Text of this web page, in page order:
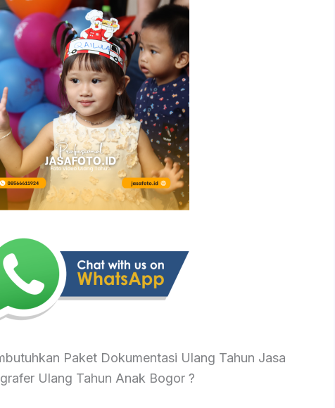
Paket Dokumentasi Ulang Tahun Jasa
Ulang Tahun Anak Bogor ?